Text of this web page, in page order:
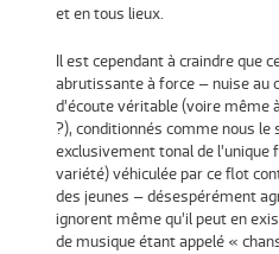
et en tous lieux.
Il est cependant à craindre que
abrutissante à force – nuise au
d’écoute véritable (voire même
?), conditionnés comme nous
exclusivement tonal de
variété) véhiculée par ce flot
des jeunes – désespérément
ignorent même qu’il peut en
de musique étant appelé «